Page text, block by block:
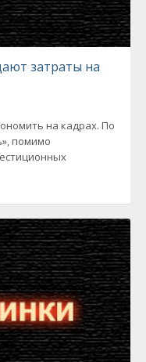
затраты на
на кадрах. По
помимо